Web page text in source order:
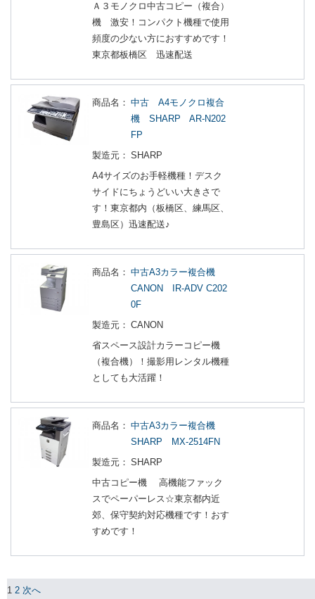
Ａ３モノクロ中古コピー（複合）
機 激安！コンパクト機種で使用
頻度の少ない方におすすめです！
東京都板橋区 迅速配送
商品名： 中古 A4モノクロ複合
機 SHARP AR-N202
FP
製造元： SHARP
A4サイズのお手軽機種！デスク
サイドにちょうどいい大きさで
す！東京都内（板橋区、練馬区、
豊島区）迅速配送♪
商品名： 中古A3カラー複合機
CANON IR-ADV C202
0F
製造元： CANON
省スペース設計カラーコピー機
（複合機）！撮影用レンタル機種
としても大活躍！
商品名： 中古A3カラー複合機
SHARP MX-2514FN
製造元： SHARP
中古コピー機 高機能ファック
スでペーパーレス☆東京都内近
郊、保守契約対応機種です！おす
すめです！
1 2 次へ